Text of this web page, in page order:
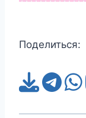
Поделиться: